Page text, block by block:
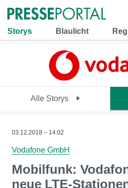
Storys Blaulicht
Alle Storys
03.12.2018 – 14:02
Vodafone GmbH
Mobilfunk:
neue LTE-